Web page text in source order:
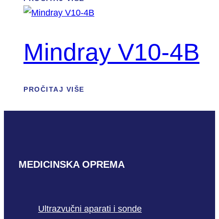
Mindray V10-4B
PROČITAJ VIŠE
MEDICINSKA OPREMA
Ultrazvučni aparati i sonde